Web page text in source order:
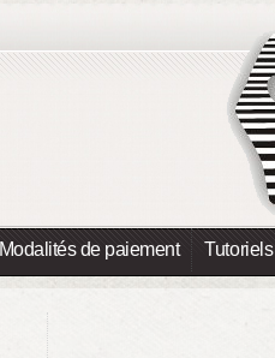
Modalités de paiement Tutoriels